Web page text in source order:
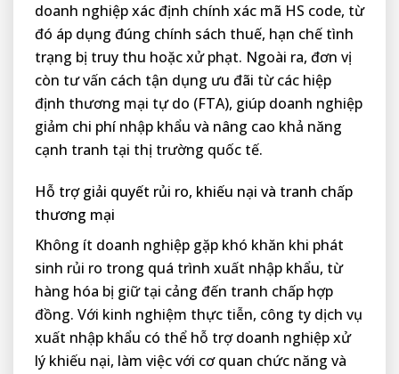
doanh nghiệp xác định chính xác mã HS code, từ
đó áp dụng đúng chính sách thuế, hạn chế tình
trạng bị truy thu hoặc xử phạt. Ngoài ra, đơn vị
còn tư vấn cách tận dụng ưu đãi từ các hiệp
định thương mại tự do (FTA), giúp doanh nghiệp
giảm chi phí nhập khẩu và nâng cao khả năng
cạnh tranh tại thị trường quốc tế.
Hỗ trợ giải quyết rủi ro, khiếu nại và tranh chấp
thương mại
Không ít doanh nghiệp gặp khó khăn khi phát
sinh rủi ro trong quá trình xuất nhập khẩu, từ
hàng hóa bị giữ tại cảng đến tranh chấp hợp
đồng. Với kinh nghiệm thực tiễn, công ty dịch vụ
xuất nhập khẩu có thể hỗ trợ doanh nghiệp xử
lý khiếu nại, làm việc với cơ quan chức năng và